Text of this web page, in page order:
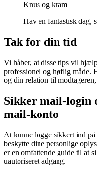
Knus og kram
Hav en fantastisk dag,
Tak for din tid
Vi håber, at disse tips vil
professionel og høflig måde.
og din relation til
Sikker mail-login
mail-konto
At kunne logge sikkert ind
beskytte dine personlige
er en omfattende guide til at
uautoriseret adgang.